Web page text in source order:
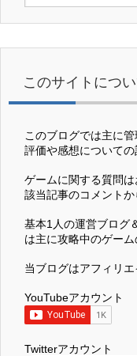
このサイトにつ
このブログでは主に
評価や感想についての
ゲームに関する質問
該当記事のコメントか
基本1人の運営ブログ
は主に攻略中のゲー
当ブログはアフィリエ
YouTubeアカウント
Twitterアカウント